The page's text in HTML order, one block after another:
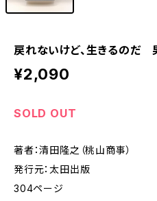
戻れないけど、生きるのだ
¥2,090
SOLD OUT
著者：清田隆之（桃山商事）
発行元：太田出版
304ページ